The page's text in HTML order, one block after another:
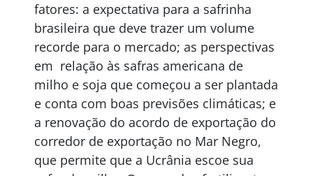
fatores: a expectativa para a safrinha
brasileira que deve trazer um volume
recorde para o mercado; as perspectivas
em relação às safras americana de
milho e soja que começou a ser plantada
e conta com boas previsões climáticas; e
a renovação do acordo de exportação do
corredor de exportação no Mar Negro,
que permite que a Ucrânia escoe sua